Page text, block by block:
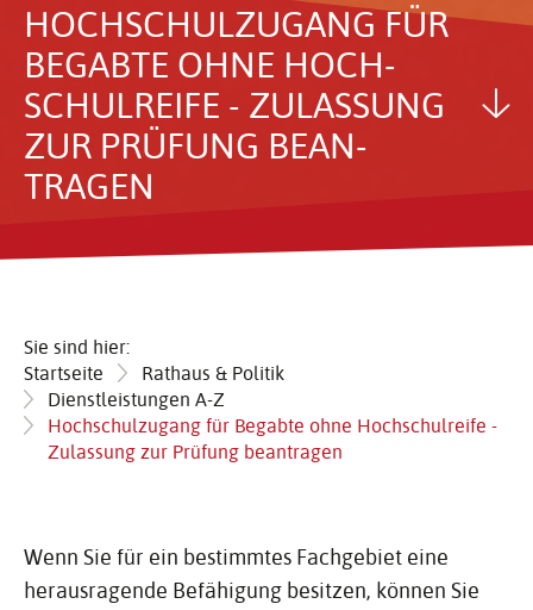
HOCH­SCHUL­ZU­GANG FÜR
BEGABTE OHNE HOCH­
SCHUL­REIFE - ZULAS­SUNG
ZUR PRÜFUNG BEAN­
TRAGEN
Sie sind hier:
Startseite
Rathaus & Politik
Dienstleistungen A-Z
Hochschulzugang für Begabte ohne Hochschulreife -
Zulassung zur Prüfung beantragen
Wenn Sie für ein bestimmtes Fachgebiet eine
herausragende Befähigung besitzen, können Sie